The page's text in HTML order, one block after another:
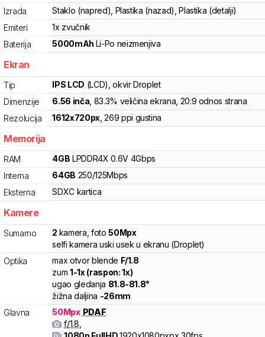
Izrada
Staklo (napred), Plastika (nazad), Plastika (detalji)
Emiteri
1x zvučnik
Baterija
5000mAh Li-Po neizmenjiva
Ekran
Tip IPS LCD (LCD) , okvir Droplet
Dimenzije
6.56 inča , 83.3% veličina ekrana , 20:9 odnos strana
Rezolucija
1612x720px ,269 ppi gustina
Memorija
RAM 4GB LPDDR4X 0.6V 4Gbps
Interna
64GB 250/125Mbps
Eksterna
SDXC kartica
Kamere
Sumarno 2 kamera foto50Mpx
selfi kamera uski usek u ekranu (Droplet)
Optika
max otvor blende F/1.8
zum1-1x (raspon:1x)
ugao gledanja 81.8-81.8°
žižna daljina -26mm
Glavna
50Mpx PDAF
f/1.8